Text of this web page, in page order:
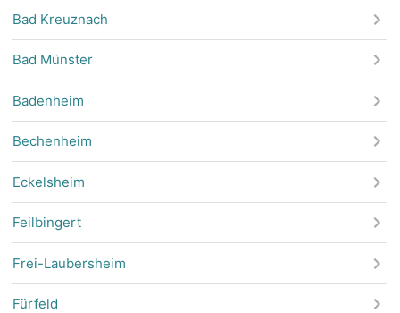
Bad Kreuznach
Bad Münster
Badenheim
Bechenheim
Eckelsheim
Feilbingert
Frei-Laubersheim
Fürfeld